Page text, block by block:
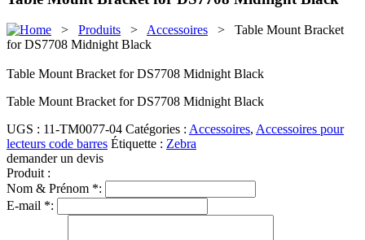
> Produits > Accessoires > Table Mount Bracket
for DS7708 Midnight Black
Table Mount Bracket for DS7708 Midnight Black
Table Mount Bracket for DS7708 Midnight Black
UGS : 11-TM0077-04 Catégories : Accessoires, Accessoires pour
lecteurs code barres Étiquette : Zebra
demander un devis
Produit :
Nom & Prénom *:
E-mail *: